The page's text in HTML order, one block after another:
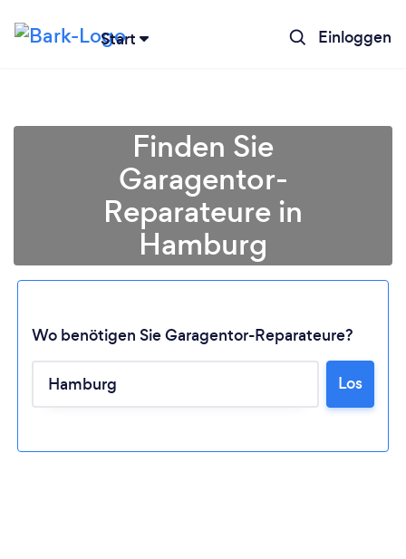
Start Einloggen
Lädt ...
Finden Sie
Garagentor-
Reparateure in
Hamburg
Wo benötigen Sie Garagentor-Reparateure?
Los